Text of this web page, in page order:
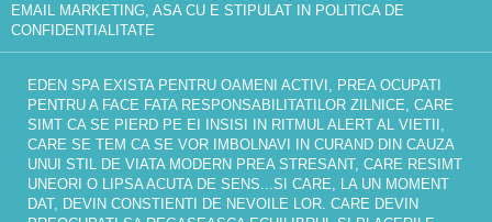
EMAIL MARKETING, ASA CU E STIPULAT IN POLITICA DE
CONFIDENTIALITATE
EDEN SPA EXISTA PENTRU OAMENI ACTIVI, PREA OCUPATI
PENTRU A FACE FATA RESPONSABILITATILOR ZILNICE, CARE
SIMT CA SE PIERD PE EI INSISI IN RITMUL ALERT AL VIETII,
CARE SE TEM CA SE VOR IMBOLNAVI IN CURAND DIN CAUZA
UNUI STIL DE VIATA MODERN PREA STRESANT, CARE RESIMT
UNEORI O LIPSA ACUTA DE SENS...SI CARE, LA UN MOMENT
DAT, DEVIN CONSTIENTI DE NEVOILE LOR. CARE DEVIN